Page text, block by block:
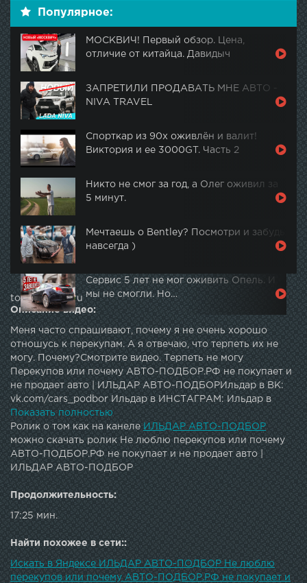
Популярное:
МОСКВИЧ! Первый обзор. Цена,
отличие от китайца. Давидыч
ЗАПРЕТИЛИ ПРОДАВАТЬ МНЕ АВТО -
NIVA TRAVEL
Спорткар из 90х оживлён и валит!
Виктория и ее 3000GT. Часть 2
Никто не смог за год, а Олег оживил за
5 минут.
Мечтаешь о Bentley? Посмотри и забудь
навсегда )
Сервис 5 лет не мог оживить Опель. И
мы не смогли. Но…
topautotube.ru
Описание видео:
Меня часто спрашивают, почему я не очень хорошо
отношусь к перекупам. А я отвечаю, что терпеть их не
могу. Почему?Смотрите видео. Терпеть не могу
Перекупов или почему АВТО-ПОДБОР.РФ не покупает и
не продает авто | ИЛЬДАР АВТО-ПОДБОРИльдар в ВК:
vk.com/cars_podbor Ильдар в ИНСТАГРАМ: Ильдар в
Facebook : Ильдар на DRIVE2 : Обзоры лучших
автомобилей в своем бюджете: Развод и Обман при
покупке : Группа ВК: Instagram: Ильдар Авто-подбор это
официальный канал компании авто-подбор.рф.Подбор
подержанных автомобилей по Москве и МО, а также в
Санкт-Петербурге и Лен. Области. Выездная диагностика.
Проверка бу авто перед покупкой.Проверка по 105
пунктам. Оценка целесообразности покупки автомобиля.
Проверка технической и юридической чистоты.Проверка
состояния двигателя и АКПП, электрики и электроники,
кузова и ходовой части.Консультации бесплатно!
Обращайтесь!Телефоны:Москва: +7 (495) 118-26-22
Санкт-Петербург: +7 812 425 62 20Работаем с до . Без
Показать полностью
Ролик о том как на канеле ИЛЬДАР АВТО-ПОДБОР
можно скачать ролик Не люблю перекупов или почему
АВТО-ПОДБОР.РФ не покупает и не продает авто |
ИЛЬДАР АВТО-ПОДБОР
Продолжительность:
17:25 мин.
Найти похожее в сети::
Искать в Яндексе ИЛЬДАР АВТО-ПОДБОР Не люблю
перекупов или почему АВТО-ПОДБОР.РФ не покупает и